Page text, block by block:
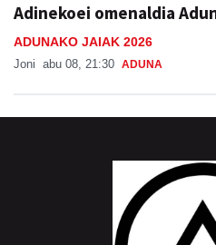
Adinekoei omenaldia
ADUNAKO JAIAK 2026
Joni abu 08, 21:30 ADUNA